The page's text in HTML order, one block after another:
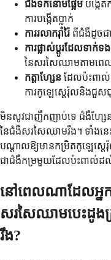
ជំងឺទឹកនោមផ្អែម បង្កើ
ការបង្កើតប្លាក់
ការរលាករ៉ាំរ៉ៃ ពីជំងឺដូចជា
ការផ្លាស់ប្តូរដែលទាក់
នៃសរសៃឈាមតាមពេល
កត្តាហ្សែន ដែលប៉ះពា
ការកូឡេស្តេរ៉ុលនិង
មិនសូវជាញឹកញាប់ទេ ជំងឺហ្សែន
នៃជំងឺសរសៃឈាមរឹង។ ទាំងនេះ
បណ្តាលឱ្យមានកម្រិតកូឡេស្តេ
ជាជំងឺកម្រមួយដែលប៉ះពាល់ដ
នៅពេលណាដែលអ្នក
សរសៃឈាមបេះដូង
រឹង?